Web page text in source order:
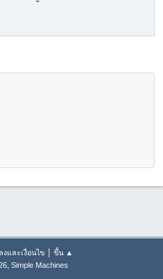
และเงื่อนไข | ขึ้น ▲
, Simple Machines